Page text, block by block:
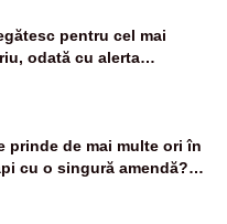
pentru cel mai
odată cu alerta
prinde de mai multe ori în
cu o singură amendă?